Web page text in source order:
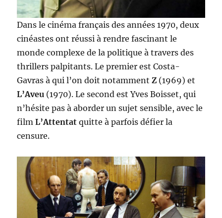
Dans le cinéma français des années 1970, deux
cinéastes ont réussi à rendre fascinant le
monde complexe de la politique à travers des
thrillers palpitants. Le premier est Costa-
Gavras à qui l’on doit notammentZ (1969) et
L’Aveu (1970). Le second est Yves Boisset, qui
n’hésite pas à aborder un sujet sensible, avec le
filmL’Attentat quitte à parfois défier la
censure.